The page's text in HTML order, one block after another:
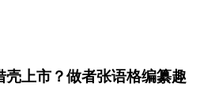
壳上市？做者张语格编纂趣